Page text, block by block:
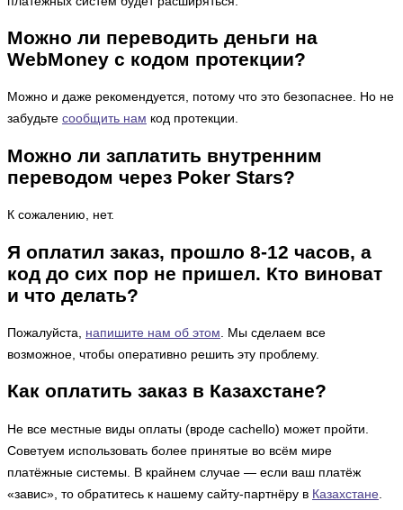
Можно ли переводить деньги на
WebMoney с кодом протекции?
Можно и даже рекомендуется, потому что это безопаснее. Но не
забудьте сообщить нам код протекции.
Можно ли заплатить внутренним
переводом через Poker Stars?
К сожалению, нет.
Я оплатил заказ, прошло 8-12 часов, а
код до сих пор не пришел. Кто виноват
и что делать?
Пожалуйста, напишите нам об этом . Мы сделаем все
возможное, чтобы оперативно решить эту проблему.
Как оплатить заказ в Казахстане?
Не все местные виды оплаты (вроде cachello) может пройти.
Советуем использовать более принятые во всём мире
платёжные системы. В крайнем случае — если ваш платёж
«завис», то обратитесь к нашему сайту-партнёру в Казахстане